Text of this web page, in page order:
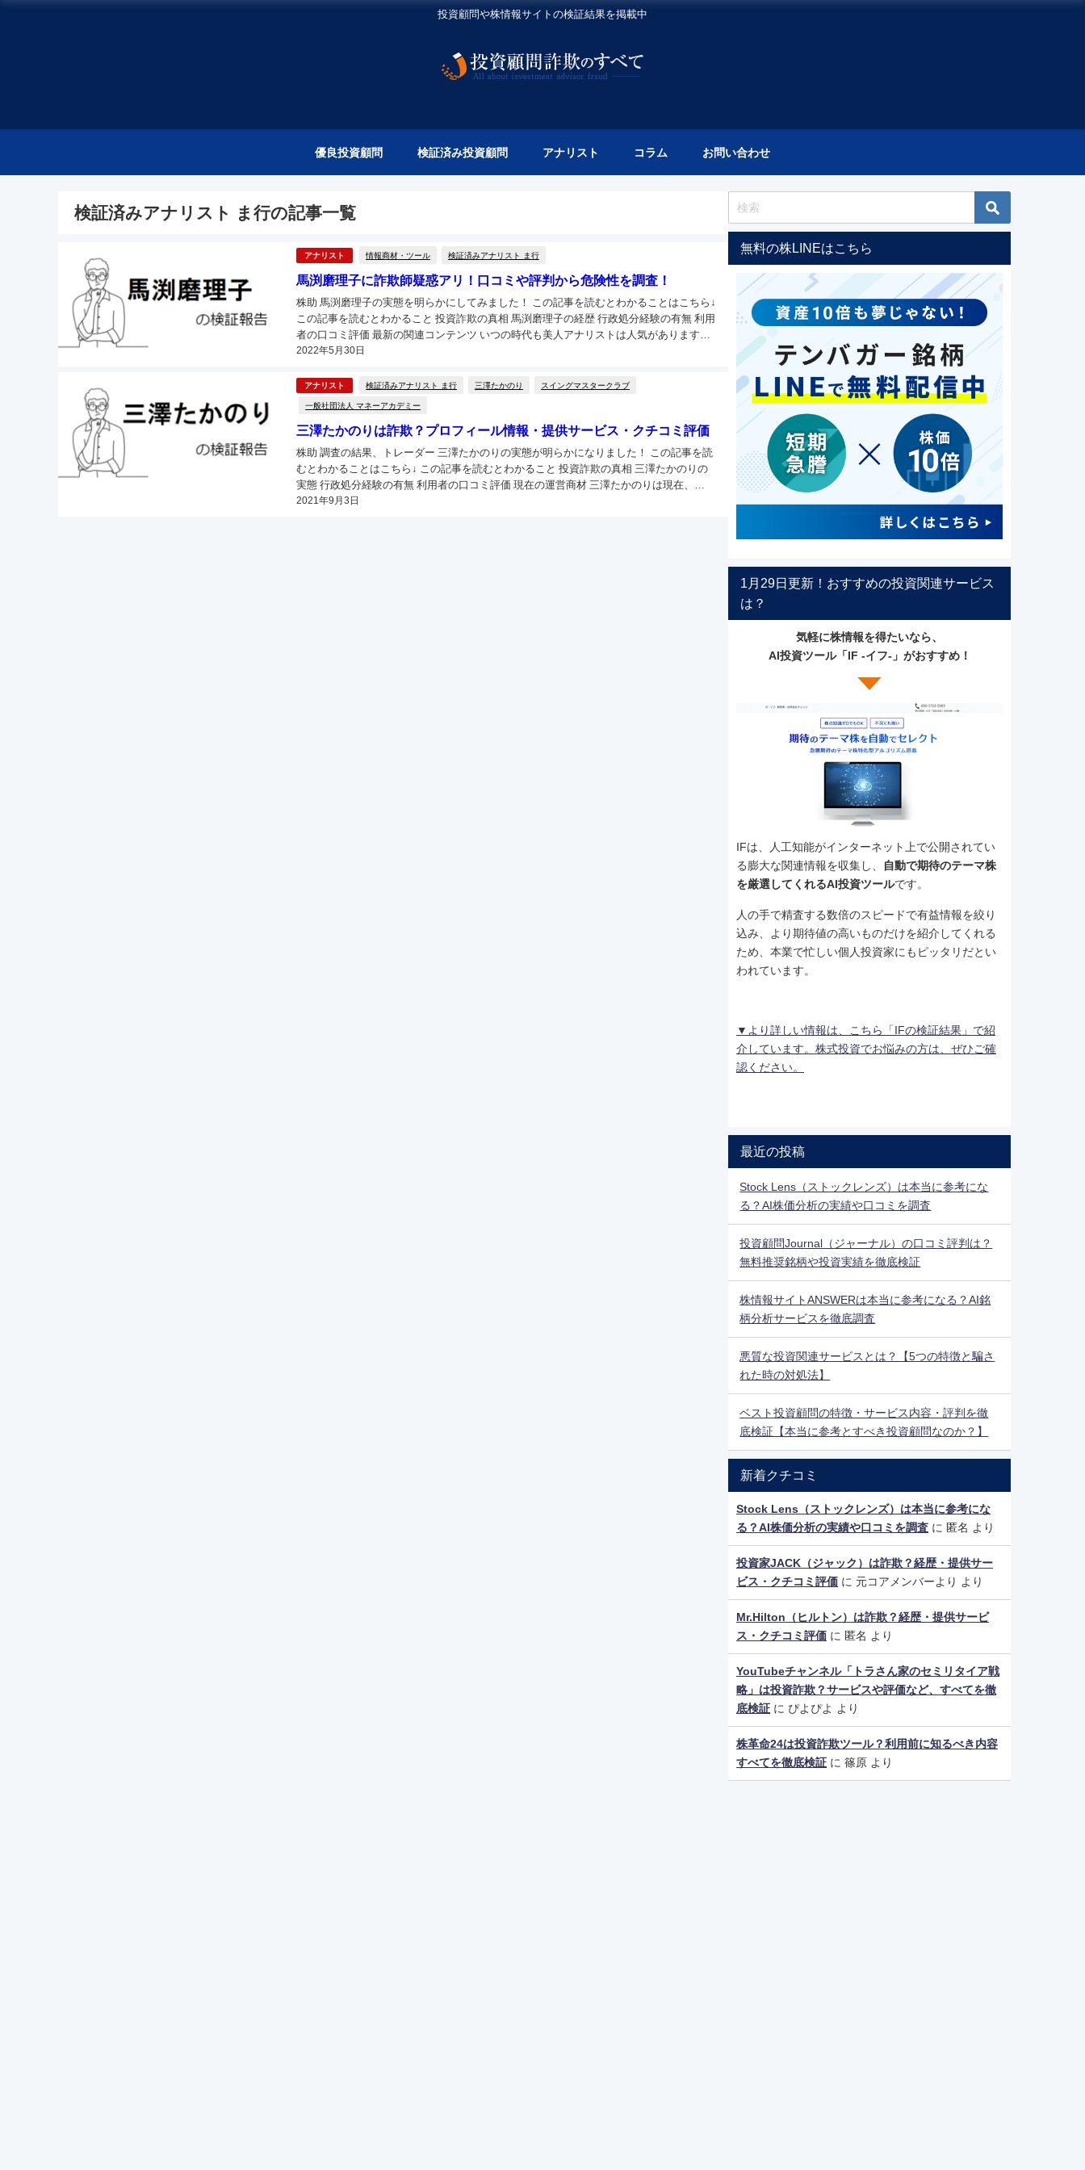
投資顧問や株情報サイトの検証結果を掲載中
優良投資顧問 検証済み投資顧問 アナリスト コラム お問い合わせ
検証済みアナリスト ま行の記事一覧
アナリスト 情報商材・ツール 検証済みアナリスト ま行
馬渕磨理子に詐欺師疑惑アリ！口コミや評判から危険性を調査！
2022年5月30日
株助 馬渕磨理子の実態を明らかにしてみました！ この記事を読むとわかることはこちら↓
この記事を読むとわかること 投資詐欺の真相 馬渕磨理子の経歴 行政処分経験の有無 利用
者の口コミ評価 最新の関連コンテンツ いつの時代も美人アナリストは人気があります
アナリスト 検証済みアナリスト ま行 三澤たかのり スイングマスタークラブ
一般社団法人 マネーアカデミー
三澤たかのりは詐欺？プロフィール情報・提供サービス・クチコミ評価
2021年9月3日
株助 調査の結果、トレーダー 三澤たかのりの実態が明らかになりました！ この記事を読
むとわかることはこちら↓ この記事を読むとわかること 投資詐欺の真相 三澤たかのりの
実態 行政処分経験の有無 利用者の口コミ評価 現在の運営商材 三澤たかのりは現在、
YouTubeを活用して集客を行っているようです。 自身が運営を行う...
無料の株LINEはこちら
1月29日更新！おすすめの投資関連サービス
は？
気軽に株情報を得たいなら、
AI投資ツール「IF -イフ-」がおすすめ！
IFは、人工知能がインターネット上で公開されてい
る膨大な関連情報を収集し、
自動で期待のテーマ株
を厳選してくれるAI投資ツールです。
人の手で精査する数倍のスピードで有益情報を絞り
込み、より期待値の高いものだけを紹介してくれる
ため、本業で忙しい個人投資家にもピッタリだとい
われています。
▼より詳しい情報は、こちら「IFの検証結果」で紹
介しています。株式投資でお悩みの方は、ぜひご確
認ください。
最近の投稿
Stock Lens（ストックレンズ）は本当に参考にな
る？AI株価分析の実績や口コミを調査
投資顧問Journal（ジャーナル）の口コミ評判は？
無料推奨銘柄や投資実績を徹底検証
株情報サイトANSWERは本当に参考になる？AI銘
柄分析サービスを徹底調査
悪質な投資関連サービスとは？【5つの特徴と騙さ
れた時の対処法】
ベスト投資顧問の特徴・サービス内容・評判を徹
底検証【本当に参考とすべき投資顧問なのか？】
新着クチコミ
Stock Lens（ストックレンズ）は本当に参考にな
る？AI株価分析の実績や口コミを調査 に 匿名 より
投資家JACK（ジャック）は詐欺？経歴・提供サー
ビス・クチコミ評価 に 元コアメンバーより より
Mr.Hilton（ヒルトン）は詐欺？経歴・提供サービ
ス・クチコミ評価 に 匿名 より
YouTubeチャンネル「トラさん家のセミリタイア戦
略」は投資詐欺？サービスや評価など、すべてを徹
底検証 に ぴよぴよ より
株革命24は投資詐欺ツール？利用前に知るべき内容
すべてを徹底検証 に 篠原 より